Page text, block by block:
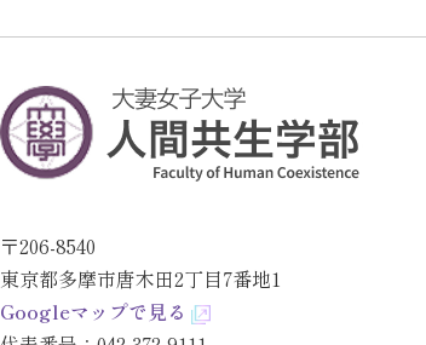
〒206-8540
東京都多摩市唐木田2丁目7番地1
Googleマップで見る